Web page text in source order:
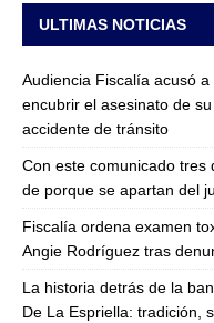
ULTIMAS NOTICIAS
Audiencia Fiscalía acusó
encubrir el asesinato de
accidente de tránsito
Con este comunicado tres
de porque se apartan del
Fiscalía ordena examen
Angie Rodríguez tras
La historia detrás de la
De La Espriella: tradición,